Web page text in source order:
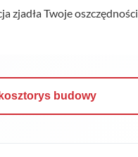
zjadła Twoje oszczędności
budowy